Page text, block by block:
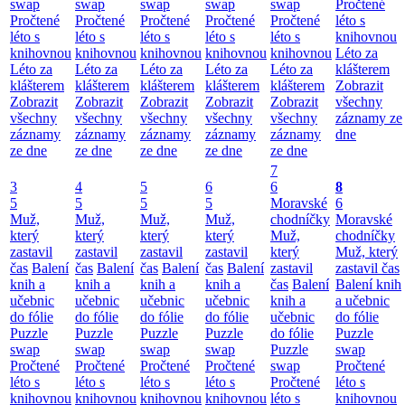
swap
Pročtené
léto s
knihovnou
Léto za
klášterem
Zobrazit
všechny
záznamy
ze dne
swap
Pročtené
léto s
knihovnou
Léto za
klášterem
Zobrazit
všechny
záznamy
ze dne
swap
Pročtené
léto s
knihovnou
Léto za
klášterem
Zobrazit
všechny
záznamy
ze dne
swap
Pročtené
léto s
knihovnou
Léto za
klášterem
Zobrazit
všechny
záznamy
ze dne
swap
Pročtené
léto s
knihovnou
Léto za
klášterem
Zobrazit
všechny
záznamy
ze dne
Pročtené
léto s
knihovnou
Léto za
klášterem
Zobrazit
všechny
záznamy ze
dne
3
5
Muž,
který
zastavil
čas Balení
knih a
učebnic
do fólie
Puzzle
swap
Pročtené
léto s
knihovnou
4
5
Muž,
který
zastavil
čas Balení
knih a
učebnic
do fólie
Puzzle
swap
Pročtené
léto s
knihovnou
5
5
Muž,
který
zastavil
čas Balení
knih a
učebnic
do fólie
Puzzle
swap
Pročtené
léto s
knihovnou
6
5
Muž,
který
zastavil
čas Balení
knih a
učebnic
do fólie
Puzzle
swap
Pročtené
léto s
knihovnou
7
6
Moravské
chodníčky
Muž,
který
zastavil
čas Balení
knih a
učebnic
do fólie
Puzzle
swap
Pročtené
léto s
8
6
Moravské
chodníčky
Muž, který
zastavil čas
Balení knih
a učebnic
do fólie
Puzzle
swap
Pročtené
léto s
knihovnou